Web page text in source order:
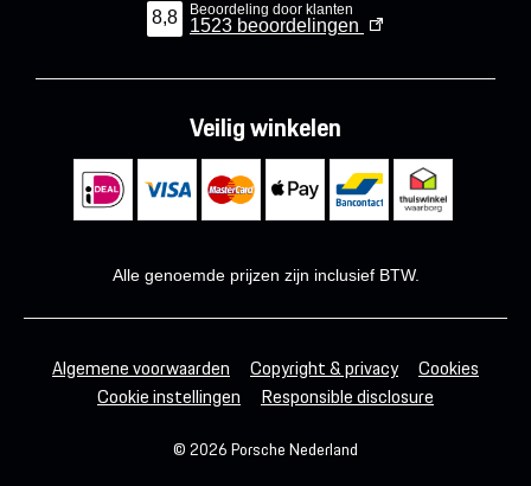
8,8 Beoordeling door klanten
1523 beoordelingen
Veilig winkelen
Alle genoemde prijzen zijn inclusief BTW.
Algemene voorwaarden Copyright & privacy
Cookies
Cookie instellingen
Responsible disclosure
© 2026 Porsche Nederland